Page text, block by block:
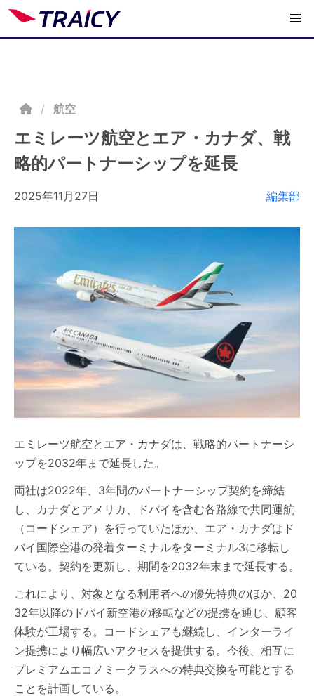
/ 航空
エミレーツ航空とエア・カナダ、戦
略的パートナーシップを延長
2025年11月27日 編集部
エミレーツ航空とエア・カナダは、戦略的パートナーシ
ップを2032年まで延長した。
両社は2022年、3年間のパートナーシップ契約を締結
し、カナダとアメリカ、ドバイを含む各路線で共同運航
（コードシェア）を行っていたほか、エア・カナダはド
バイ国際空港の発着ターミナルをターミナル3に移転し
ている。契約を更新し、期間を2032年末まで延長する。
これにより、対象となる利用者への優先特典のほか、20
32年以降のドバイ新空港の移転などの提携を通じ、顧客
体験が工場する。コードシェアも継続し、インターライ
ン提携により幅広いアクセスを提供する。今後、相互に
プレミアムエコノミークラスへの特典交換を可能とする
ことを計画している。